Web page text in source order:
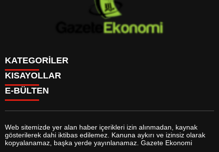
KATEGORİLER
GÜNDEM
DÜNYA
SİYASET
MAGAZİN
SAĞLIK
EĞİTİM
YAŞAM
KISAYOLLAR
BURÇLAR
FİKSTÜR
FİRMA EKLE
FİRMA REHBERİ
E-BÜLTEN
gazeteekonomi.com e-bültenine abone olarak, tarafınıza haber,
Web sitemizde yer alan haber içerikleri izin alınmadan, kaynak
gösterilerek dahi iktibas edilemez. Kanuna aykırı ve izinsiz olarak
kopyalanamaz, başka yerde yayınlanamaz. Gazete Ekonomi